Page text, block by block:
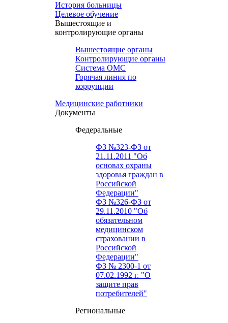
История больницы
Целевое обучение
Вышестоящие и
контролирующие органы
Вышестоящие органы
Контролирующие органы
Система ОМС
Горячая линия по
коррупции
Медицинские работники
Документы
Федеральные
ФЗ №323-ФЗ от
21.11.2011 "Об
основах охраны
здоровья граждан в
Российской
Федерации"
ФЗ №326-ФЗ от
29.11.2010 "Об
обязательном
медицинском
страховании в
Российской
Федерации"
ФЗ № 2300-1 от
07.02.1992 г. "О
защите прав
потребителей"
Региональные